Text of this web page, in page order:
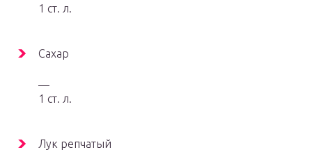
1 ст. л.
Сахар
—
1 ст. л.
Лук репчатый